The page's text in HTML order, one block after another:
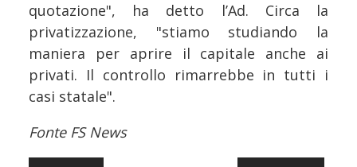
quotazione", ha detto l’Ad. Circa la
privatizzazione, "stiamo studiando la
maniera per aprire il capitale anche ai
privati. Il controllo rimarrebbe in tutti i
casi statale".
Fonte FS News